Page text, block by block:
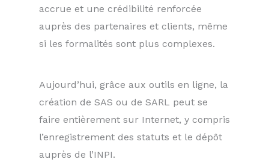
accrue et une crédibilité renforcée
auprès des partenaires et clients, même
si les formalités sont plus complexes.
Aujourd’hui, grâce aux outils en ligne, la
création de SAS ou de SARL peut se
faire entièrement sur Internet, y compris
l’enregistrement des statuts et le dépôt
auprès de l’INPI.